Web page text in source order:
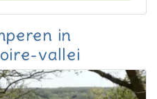
in
vallei